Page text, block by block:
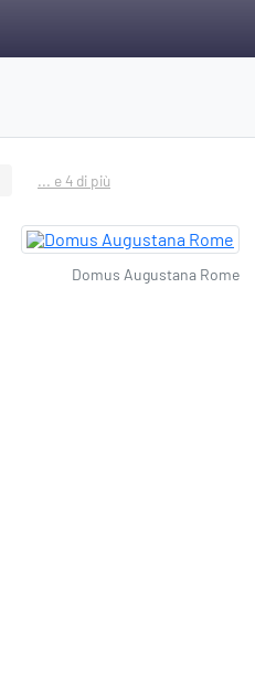
... e 4 di più
Domus Augustana Rome